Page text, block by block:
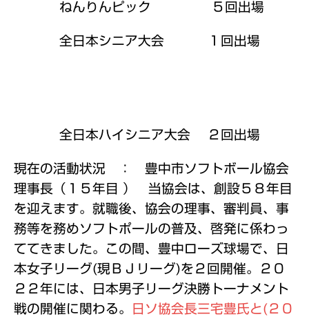
ねんりんピック ５回出場
全日本シニア大会 １回出場
全日本ハイシニア大会 ２回出場
現在の活動状況 ： 豊中市ソフトボール協会
理事長（１５年目 ） 当協会は、創設５８年目
を迎えます。就職後、協会の理事、審判員、事
務等を務めソフトポールの普及、啓発に係わっ
ててきました。この間、豊中ローズ球場で、日
本女子リーグ(現ＢＪリーグ)を２回開催。２０
２２年には、日本男子リーグ決勝トーナメント
戦の開催に関わる。
日ソ協会長三宅豊氏と(２０